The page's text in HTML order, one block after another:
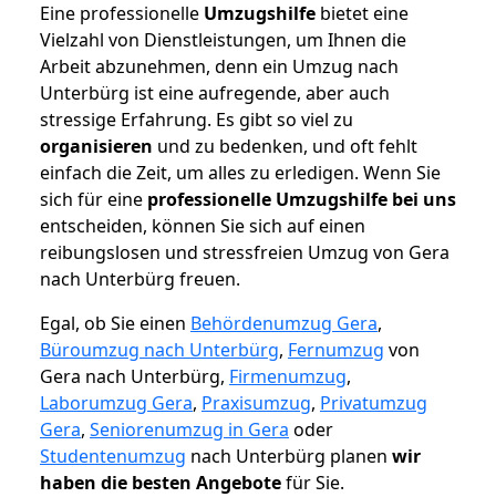
Eine professionelle Umzugshilfe bietet eine
Vielzahl von Dienstleistungen, um Ihnen die
Arbeit abzunehmen, denn ein Umzug nach
Unterbürg ist eine aufregende, aber auch
stressige Erfahrung. Es gibt so viel zu
organisieren und zu bedenken, und oft fehlt
einfach die Zeit, um alles zu erledigen. Wenn Sie
sich für eine professionelle Umzugshilfe bei uns
entscheiden, können Sie sich auf einen
reibungslosen und stressfreien Umzug von Gera
nach Unterbürg freuen.
Egal, ob Sie einen Behördenumzug Gera,
Büroumzug nach Unterbürg, Fernumzug von
Gera nach Unterbürg, Firmenumzug,
Laborumzug Gera, Praxisumzug, Privatumzug
Gera, Seniorenumzug in Gera oder
Studentenumzug nach Unterbürg planen wir
haben die besten Angebotefür Sie.